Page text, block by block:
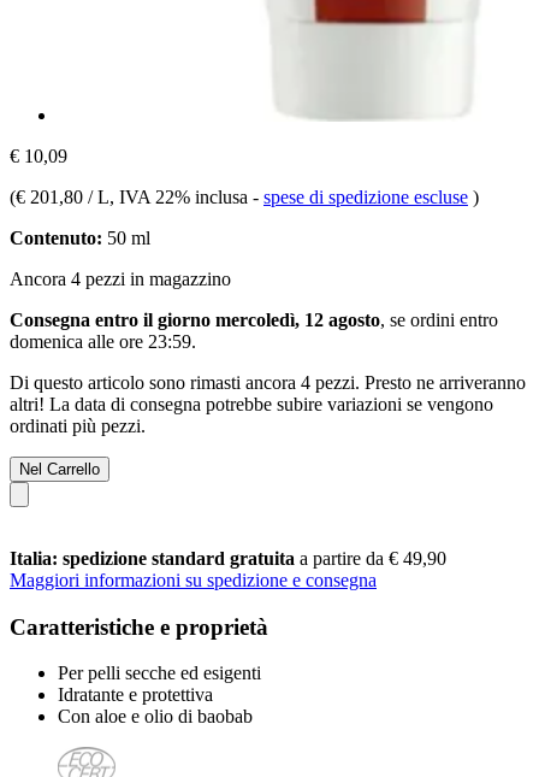
€ 10,09
(€ 201,80 / L, IVA 22% inclusa - spese di spedizione escluse )
Contenuto: 50 ml
Ancora 4 pezzi in magazzino
Consegna entro il giorno mercoledì, 12 agosto, se ordini entro
domenica alle ore 23:59.
Di questo articolo sono rimasti ancora 4 pezzi. Presto ne arriveranno
altri! La data di consegna potrebbe subire variazioni se vengono
ordinati più pezzi.
Nel Carrello
Italia: spedizione standard gratuita a partire da € 49,90
Maggiori informazioni su spedizione e consegna
Caratteristiche e proprietà
Per pelli secche ed esigenti
Idratante e protettiva
Con aloe e olio di baobab